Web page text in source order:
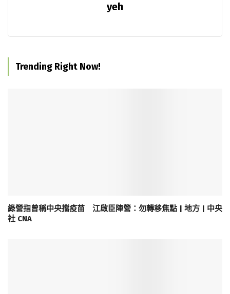
yeh
Trending Right Now!
綠營指曾稱中央擋疫苗 江啟臣陣營：勿轉移焦點 | 地方 | 中央
社 CNA